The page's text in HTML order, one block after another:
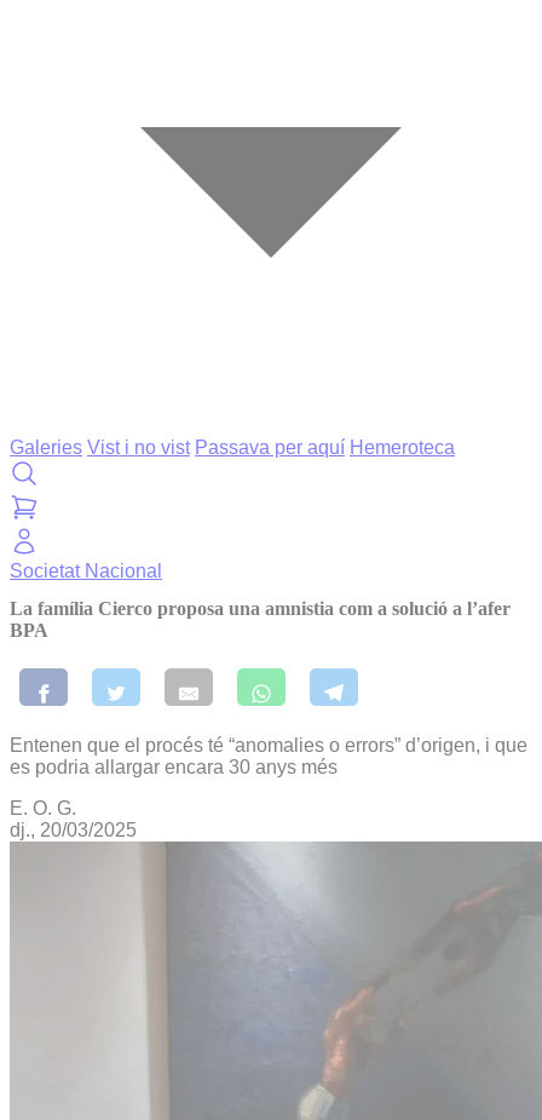
Galeries Vist i no vist Passava per aquí Hemeroteca
Societat Nacional
La família Cierco proposa una amnistia com a solució a l’afer
BPA
Entenen que el procés té “anomalies o errors” d’origen, i que
es podria allargar encara 30 anys més
E. O. G.
dj., 20/03/2025